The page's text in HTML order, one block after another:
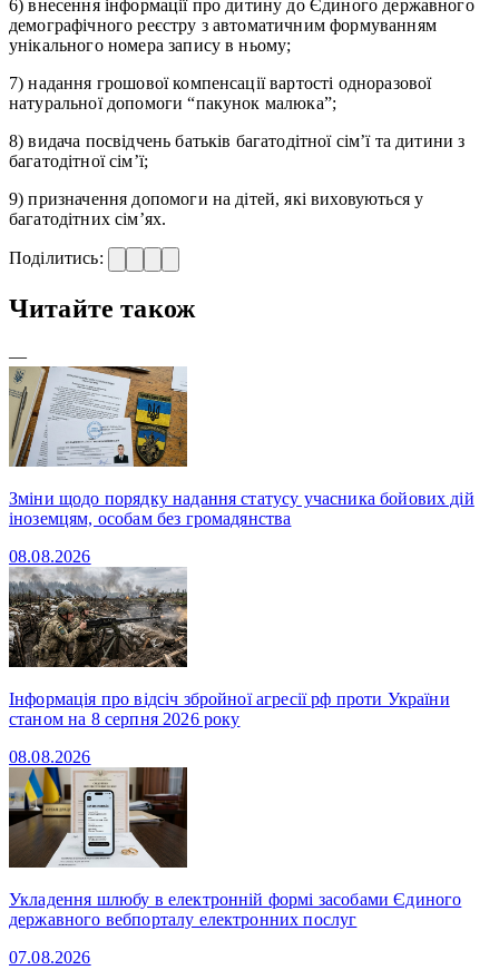
6) внесення інформації про дитину до Єдиного державного
демографічного реєстру з автоматичним формуванням
унікального номера запису в ньому;
7) надання грошової компенсації вартості одноразової
натуральної допомоги “пакунок малюка”;
8) видача посвідчень батьків багатодітної сім’ї та дитини з
багатодітної сім’ї;
9) призначення допомоги на дітей, які виховуються у
багатодітних сім’ях.
Поділитись:
Читайте також
—
Зміни щодо порядку надання статусу учасника бойових дій
іноземцям, особам без громадянства
08.08.2026
Інформація про відсіч збройної агресії рф проти України
станом на 8 серпня 2026 року
08.08.2026
Укладення шлюбу в електронній формі засобами Єдиного
державного вебпорталу електронних послуг
07.08.2026